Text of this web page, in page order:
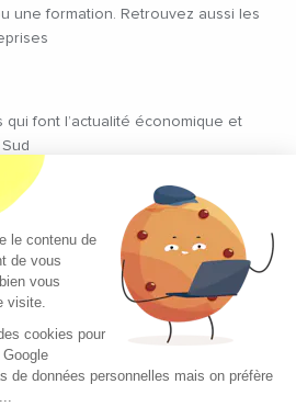
une formation. Retrouvez aussi les
font l’actualité économique et
droits réservés